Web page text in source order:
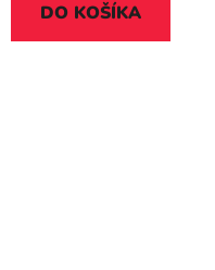
DO KOŠÍKA